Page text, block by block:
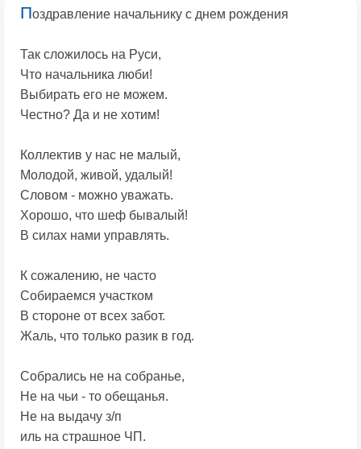
Поздравление начальнику с днем рождения
Так сложилось на Руси,
Что начальника люби!
Выбирать его не можем.
Честно? Да и не хотим!
Коллектив у нас не малый,
Молодой, живой, удалый!
Словом - можно уважать.
Хорошо, что шеф бывалый!
В силах нами управлять.
К сожалению, не часто
Собираемся участком
В стороне от всех забот.
Жаль, что только разик в год.
Собрались не на собранье,
Не на чьи - то обещанья.
Не на выдачу з/п
иль на страшное ЧП.